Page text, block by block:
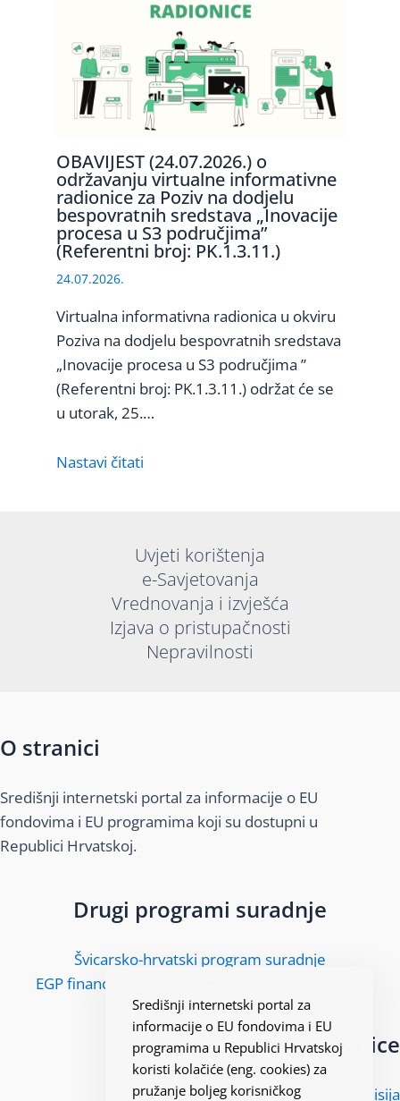
OBAVIJEST (24.07.2026.) o
održavanju virtualne informativne
radionice za Poziv na dodjelu
bespovratnih sredstava „Inovacije
procesa u S3 područjima”
(Referentni broj: PK.1.3.11.)
24.07.2026.
Virtualna informativna radionica u okviru
Poziva na dodjelu bespovratnih sredstava
„Inovacije procesa u S3 područjima ”
(Referentni broj: PK.1.3.11.) održat će se
u utorak, 25.…
Nastavi čitati
Uvjeti korištenja
e-Savjetovanja
Vrednovanja i izvješća
Izjava o pristupačnosti
Nepravilnosti
O stranici
Središnji internetski portal za informacije o EU
fondovima i EU programima koji su dostupni u
Republici Hrvatskoj.
Drugi programi suradnje
Švicarsko-hrvatski program suradnje
EGP financijski mehanizam i Norveški financijski
mehanizam
Korisne poveznice
Europska komisija
Središnji internetski portal za
informacije o EU fondovima i EU
programima u Republici Hrvatskoj
koristi kolačiće (eng. cookies) za
pružanje boljeg korisničkog